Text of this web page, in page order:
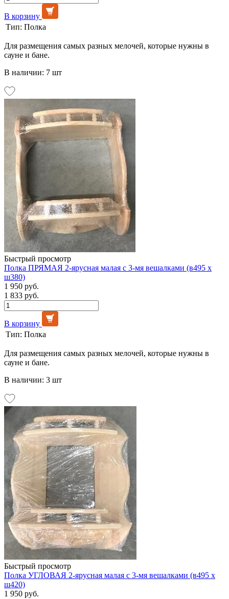
В корзину
Тип: Полка
Для размещения самых разных мелочей, которые нужны в
сауне и бане.
В наличии: 7 шт
Быстрый просмотр
Полка ПРЯМАЯ 2-ярусная малая с 3-мя вешалками (в495 х
ш380)
1 950 руб.
1 833 руб.
В корзину
Тип: Полка
Для размещения самых разных мелочей, которые нужны в
сауне и бане.
В наличии: 3 шт
Быстрый просмотр
Полка УГЛОВАЯ 2-ярусная малая с 3-мя вешалками (в495 х
ш420)
1 950 руб.